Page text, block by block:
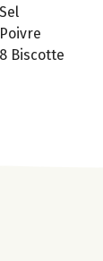
Sel
Poivre
8 Biscotte